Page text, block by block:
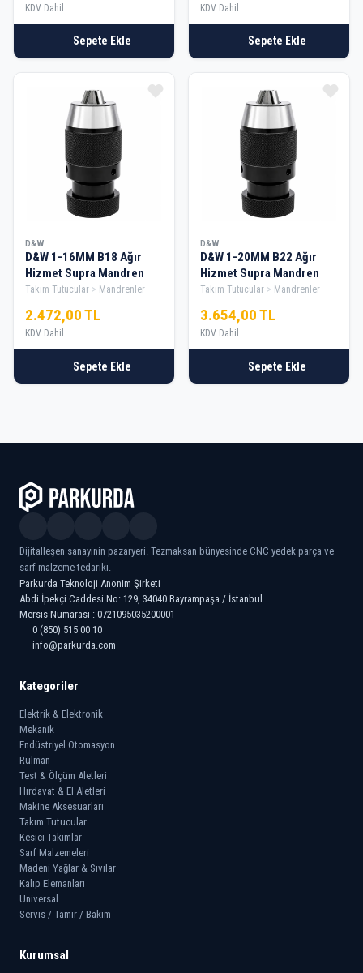
KDV Dahil
Sepete Ekle
KDV Dahil
Sepete Ekle
D&W
D&W 1-16MM B18 Ağır
Hizmet Supra Mandren
Takım Tutucular Mandrenler
2.472,00 TL
KDV Dahil
Sepete Ekle
D&W
D&W 1-20MM B22 Ağır
Hizmet Supra Mandren
Takım Tutucular Mandrenler
3.654,00 TL
KDV Dahil
Sepete Ekle
Dijitalleşen sanayinin pazaryeri. Tezmaksan bünyesinde CNC yedek parça ve
sarf malzeme tedariki.
Parkurda Teknoloji Anonim Şirketi
Abdi İpekçi Caddesi No: 129, 34040 Bayrampaşa / İstanbul
Mersis Numarası : 0721095035200001
0 (850) 515 00 10
info@parkurda.com
Kategoriler
Elektrik & Elektronik
Mekanik
Endüstriyel Otomasyon
Rulman
Test & Ölçüm Aletleri
Hırdavat & El Aletleri
Makine Aksesuarları
Takım Tutucular
Kesici Takımlar
Sarf Malzemeleri
Madeni Yağlar & Sıvılar
Kalıp Elemanları
Universal
Servis / Tamir / Bakım
Kurumsal